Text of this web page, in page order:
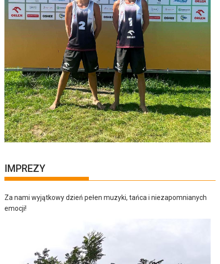
IMPREZY
Za nami wyjątkowy dzień pełen muzyki, tańca i niezapomnianych
emocji!